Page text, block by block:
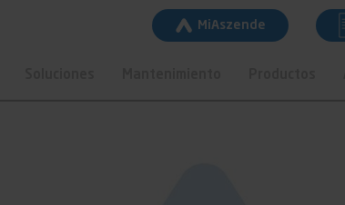
MiAszende